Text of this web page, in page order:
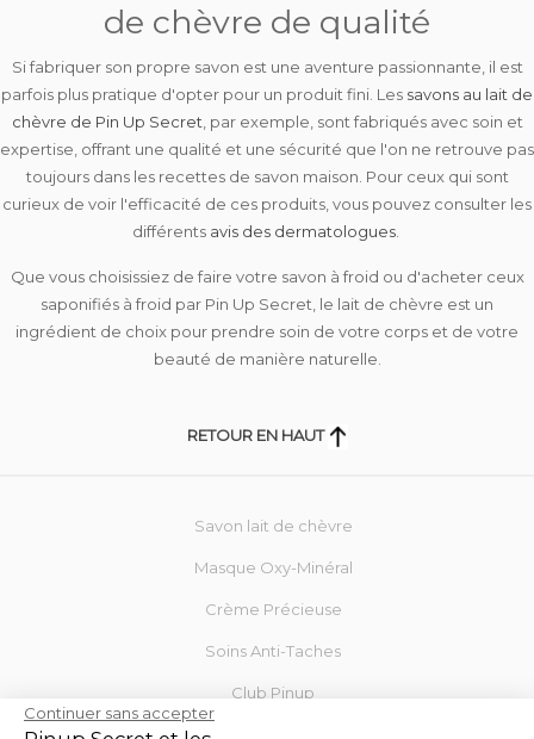
Continuer sans accepter
de chèvre de qualité
Si fabriquer son propre savon est une aventure passionnante, il est
parfois plus pratique d'opter pour un produit fini . Les savons au lait de
chèvre de Pin Up Secret , par exemple, sont fabriqués avec soin et
expertise, offrant une qualité et une sécurité que l'on ne retrouve pas
toujours dans les recettes de savon maison. Pour ceux qui sont
curieux de voir l'efficacité de ces produits, vous pouvez consulter les
différents avis des dermatologues.
Que vous choisissiez de faire votre savon à froid ou d'acheter ceux
saponifiés à froid par Pin Up Secret, le lait de chèvre est un
ingrédient de choix pour prendre soin de votre corps et de votre
beauté de manière naturelle.
RETOUR EN HAUT
Savon lait de chèvre
Masque Oxy-Minéral
Crème Précieuse
Soins Anti-Taches
Club Pinup